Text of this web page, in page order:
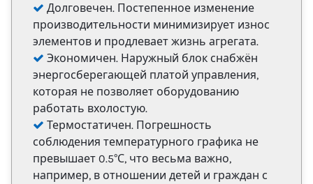
Долговечен. Постепенное изменение
производительности минимизирует износ
элементов и продлевает жизнь агрегата.
Экономичен. Наружный блок снабжён
энергосберегающей платой управления,
которая не позволяет оборудованию
работать вхолостую.
Термостатичен. Погрешность
соблюдения температурного графика не
превышает 0.5°С, что весьма важно,
например, в отношении детей и граждан с